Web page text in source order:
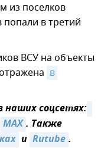
из поселков
в третий
ВСУ на объекты
в
соцсетях:
MAX. Также
и Rutube.